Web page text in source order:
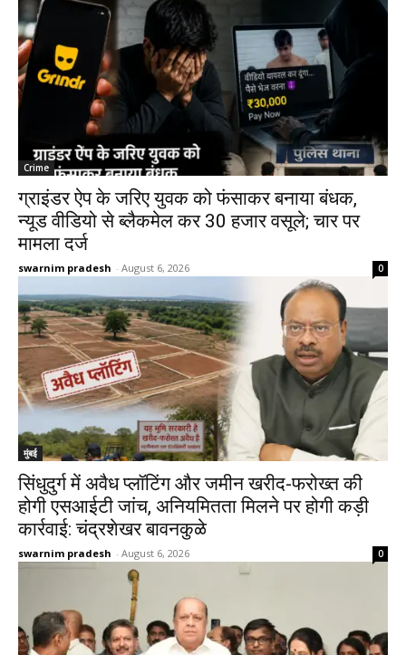
Crime
ग्राइंडर ऐप के जरिए युवक को फंसाकर बनाया बंधक,
न्यूड वीडियो से ब्लैकमेल कर ₹30 हजार वसूले; चार पर
मामला दर्ज
swarnim pradesh - August 6, 2026 0
मुंबई
सिंधुदुर्ग में अवैध प्लॉटिंग और जमीन खरीद-फरोख्त की
होगी एसआईटी जांच, अनियमितता मिलने पर होगी कड़ी
कार्रवाई: चंद्रशेखर बावनकुळे
swarnim pradesh - August 6, 2026 0